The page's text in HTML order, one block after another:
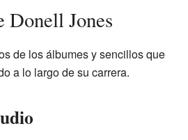
Donell Jones
de los álbumes y sencillos que
a lo largo de su carrera.